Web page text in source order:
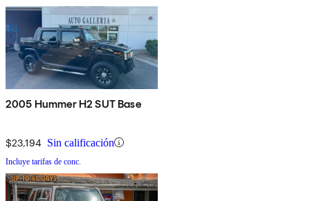
2005 Hummer H2 SUT Base
$23,194 Sin calificación
Incluye tarifas de conc.